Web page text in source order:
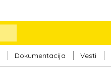
Dokumentacija Vesti